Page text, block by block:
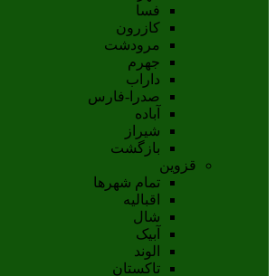
فسا
کازرون
مرودشت
جهرم
داراب
صدرا-فارس
آباده
شيراز
بازگشت
قزوین
تمام شهر‌ها
اقبالیه
شال
آبيک
الوند
تاکستان